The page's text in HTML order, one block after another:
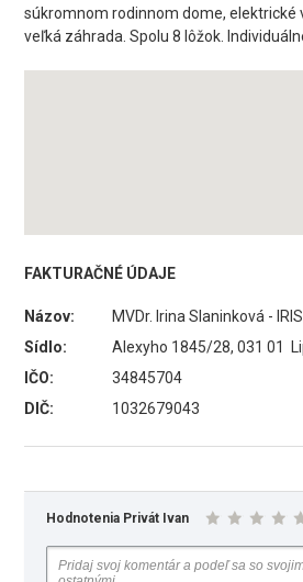
súkromnom rodinnom dome, elektrické
veľká záhrada. Spolu 8 lôžok.
FAKTURAČNÉ ÚDAJE
Názov:
MVDr. Irina Slaninková - IRIS
Sídlo:
Alexyho 1845/28, 031 01
IČO:
34845704
DIČ:
1032679043
Hodnotenia Privát Ivan